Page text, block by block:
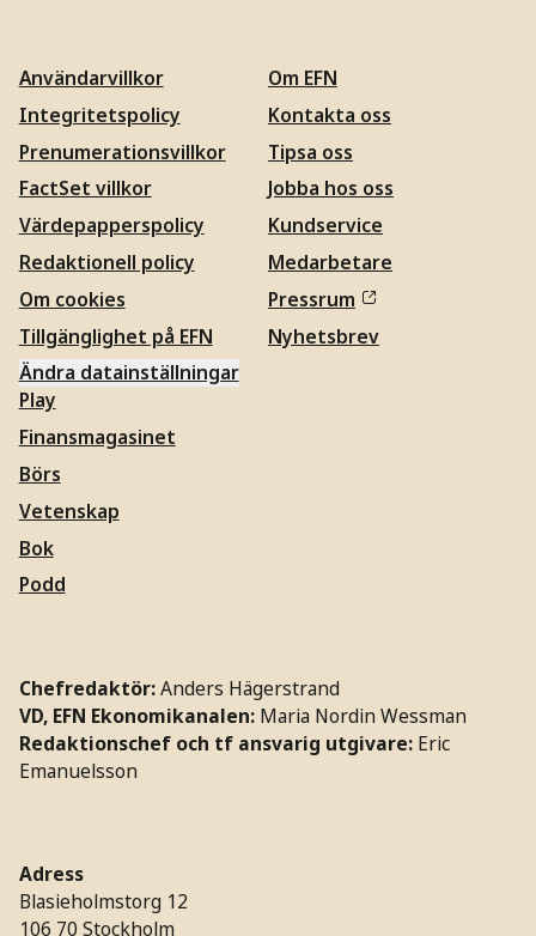
Användarvillkor
Integritetspolicy
Prenumerationsvillkor
FactSet villkor
Värdepapperspolicy
Redaktionell policy
Om cookies
Tillgänglighet på EFN
Ändra datainställningar
Om EFN
Kontakta oss
Tipsa oss
Jobba hos oss
Kundservice
Medarbetare
Pressrum
Nyhetsbrev
Play
Finansmagasinet
Börs
Vetenskap
Bok
Podd
Chefredaktör:Anders Hägerstrand
VD, EFN Ekonomikanalen: Maria Nordin Wessman
Redaktionschef och tf ansvarig utgivare: Eric
Emanuelsson
Adress
Blasieholmstorg 12
106 70 Stockholm